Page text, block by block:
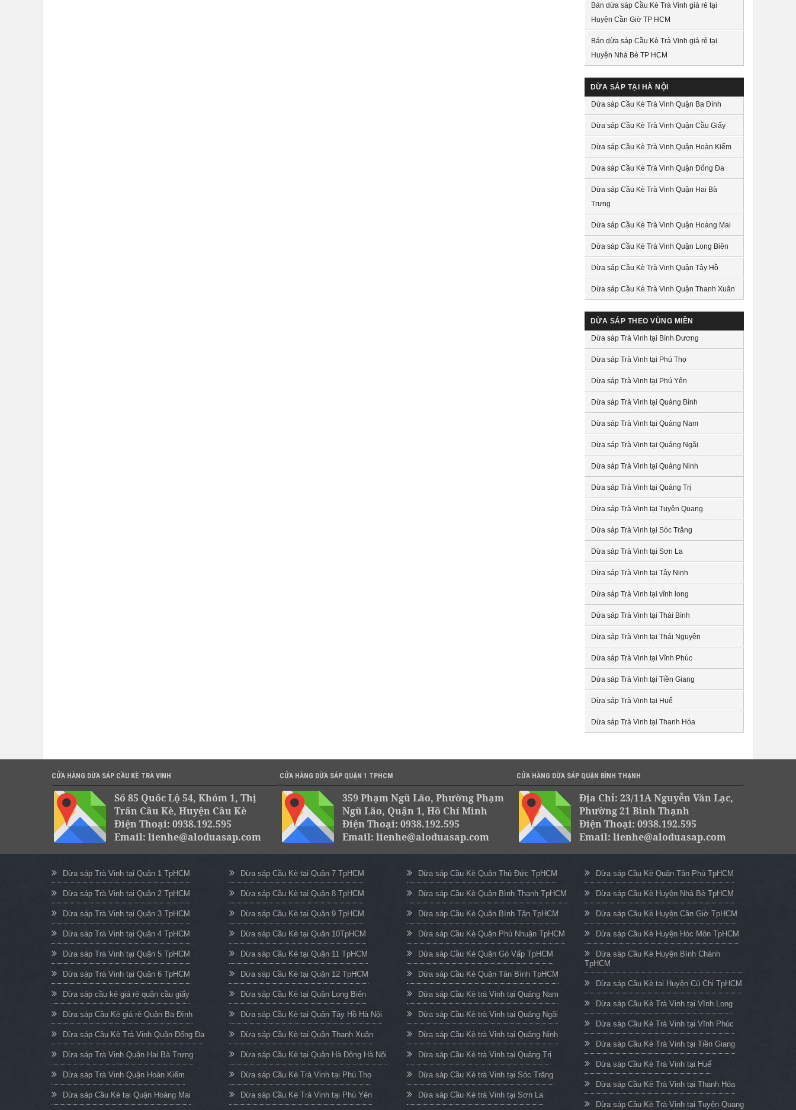
Bán dừa sáp Cầu Kè Trà Vinh giá rẻ tại
Huyện Cần Giờ TP HCM
Bán dừa sáp Cầu Kè Trà Vinh giá rẻ tại
Huyện Nhà Bè TP HCM
DỪA SÁP TẠI HÀ NỘI
Dừa sáp Cầu Kè Trà Vinh Quận Ba Đình
Dừa sáp Cầu Kè Trà Vinh Quận Cầu Giấy
Dừa sáp Cầu Kè Trà Vinh Quận Hoàn Kiếm
Dừa sáp Cầu Kè Trà Vinh Quận Đống Đa
Dừa sáp Cầu Kè Trà Vinh Quận Hai Bà
Trưng
Dừa sáp Cầu Kè Trà Vinh Quận Hoàng Mai
Dừa sáp Cầu Kè Trà Vinh Quận Long Biên
Dừa sáp Cầu Kè Trà Vinh Quận Tây Hồ
Dừa sáp Cầu Kè Trà Vinh Quận Thanh Xuân
DỪA SÁP THEO VÙNG MIỀN
Dừa sáp Trà Vinh tại Bình Dương
Dừa sáp Trà Vinh tại Phú Thọ
Dừa sáp Trà Vinh tại Phú Yên
Dừa sáp Trà Vinh tại Quảng Bình
Dừa sáp Trà Vinh tại Quảng Nam
Dừa sáp Trà Vinh tại Quảng Ngãi
Dừa sáp Trà Vinh tại Quảng Ninh
Dừa sáp Trà Vinh tại Quảng Trị
Dừa sáp Trà Vinh tại Tuyên Quang
Dừa sáp Trà Vinh tại Sóc Trăng
Dừa sáp Trà Vinh tại Sơn La
Dừa sáp Trà Vinh tại Tây Ninh
Dừa sáp Trà Vinh tại vĩnh long
Dừa sáp Trà Vinh tại Thái Bình
Dừa sáp Trà Vinh tại Thái Nguyên
Dừa sáp Trà Vinh tại Vĩnh Phúc
Dừa sáp Trà Vinh tại Tiền Giang
Dừa sáp Trà Vinh tại Huế
Dừa sáp Trà Vinh tại Thanh Hóa
CỬA HÀNG DỪA SÁP CẦU KÈ TRÀ VINH
Số 85 Quốc Lộ 54, Khóm 1, Thị
Trấn Cầu Kè, Huyện Cầu Kè
Điện Thoại: 0938.192.595
Email: lienhe@aloduasap.com
CỬA HÀNG DỪA SÁP QUẬN 1 TPHCM
359 Phạm Ngũ Lão, Phường Phạm
Ngũ Lão, Quận 1, Hồ Chí Minh
Điện Thoại: 0938.192.595
Email: lienhe@aloduasap.com
CỬA HÀNG DỪA SÁP QUẬN BÌNH THẠNH
Địa Chỉ: 23/11A Nguyễn Văn Lạc,
Phường 21 Bình Thạnh
Điện Thoại: 0938.192.595
Email: lienhe@aloduasap.com
Dừa sáp Trà Vinh tại Quận 1 TpHCM
Dừa sáp Trà Vinh tại Quận 2 TpHCM
Dừa sáp Trà Vinh tại Quận 3 TpHCM
Dừa sáp Trà Vinh tại Quận 4 TpHCM
Dừa sáp Trà Vinh tại Quận 5 TpHCM
Dừa sáp Trà Vinh tại Quận 6 TpHCM
Dừa sáp cầu kè giá rẻ quận cầu giấy
Dừa sáp Cầu Kè giá rẻ Quận Ba Đình
Dừa sáp Cầu Kè Trà Vinh Quận Đống Đa
Dừa sáp Trà Vinh Quận Hai Bà Trưng
Dừa sáp Trà Vinh Quận Hoàn Kiếm
Dừa sáp Cầu Kè tại Quận Hoàng Mai
Dừa sáp Cầu Kè tại Quận 7 TpHCM
Dừa sáp Cầu Kè tại Quận 8 TpHCM
Dừa sáp Cầu Kè tại Quận 9 TpHCM
Dừa sáp Cầu Kè tại Quận 10TpHCM
Dừa sáp Cầu Kè tại Quận 11 TpHCM
Dừa sáp Cầu Kè tại Quận 12 TpHCM
Dừa sáp Cầu Kè tại Quận Long Biên
Dừa sáp Cầu Kè tại Quận Tây Hồ Hà Nội
Dừa sáp Cầu Kè tại Quận Thanh Xuân
Dừa sáp Cầu Kè tại Quận Hà Đông Hà Nội
Dừa sáp Cầu Kè Trà Vinh tại Phú Thọ
Dừa sáp Cầu Kè Trà Vinh tại Phú Yên
Dừa sáp Cầu Kè Quận Thủ Đức TpHCM
Dừa sáp Cầu Kè Quận Bình Thạnh TpHCM
Dừa sáp Cầu Kè Quận Bình Tân TpHCM
Dừa sáp Cầu Kè Quận Phú Nhuận TpHCM
Dừa sáp Cầu Kè Quận Gò Vấp TpHCM
Dừa sáp Cầu Kè Quận Tân Bình TpHCM
Dừa sáp Cầu Kè trà Vinh tại Quảng Nam
Dừa sáp Cầu Kè trà Vinh tại Quảng Ngãi
Dừa sáp Cầu Kè trà Vinh tại Quảng Ninh
Dừa sáp Cầu Kè trà Vinh tại Quảng Trị
Dừa sáp Cầu Kè trà Vinh tại Sóc Trăng
Dừa sáp Cầu Kè trà Vinh tại Sơn La
Dừa sáp Cầu Kè Quận Tân Phú TpHCM
Dừa sáp Cầu Kè Huyện Nhà Bè TpHCM
Dừa sáp Cầu Kè Huyện Cần Giờ TpHCM
Dừa sáp Cầu Kè Huyện Hóc Môn TpHCM
Dừa sáp Cầu Kè Huyện Bình Chánh
TpHCM
Dừa sáp Cầu Kè tại Huyện Củ Chi TpHCM
Dừa sáp Cầu Kè Trà Vinh tại Vĩnh Long
Dừa sáp Cầu Kè Trà Vinh tại Vĩnh Phúc
Dừa sáp Cầu Kè Trà Vinh tại Tiền Giang
Dừa sáp Cầu Kè Trà Vinh tại Huế
Dừa sáp Cầu Kè Trà Vinh tại Thanh Hóa
Dừa sáp Cầu Kè Trà Vinh tại Tuyên Quang